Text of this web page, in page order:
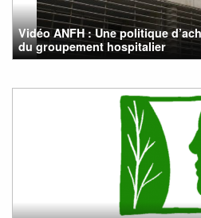
Vidéo ANFH : Une politique
du groupement hospitalier